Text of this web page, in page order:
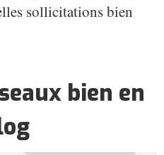
sollicitations bien
bien en